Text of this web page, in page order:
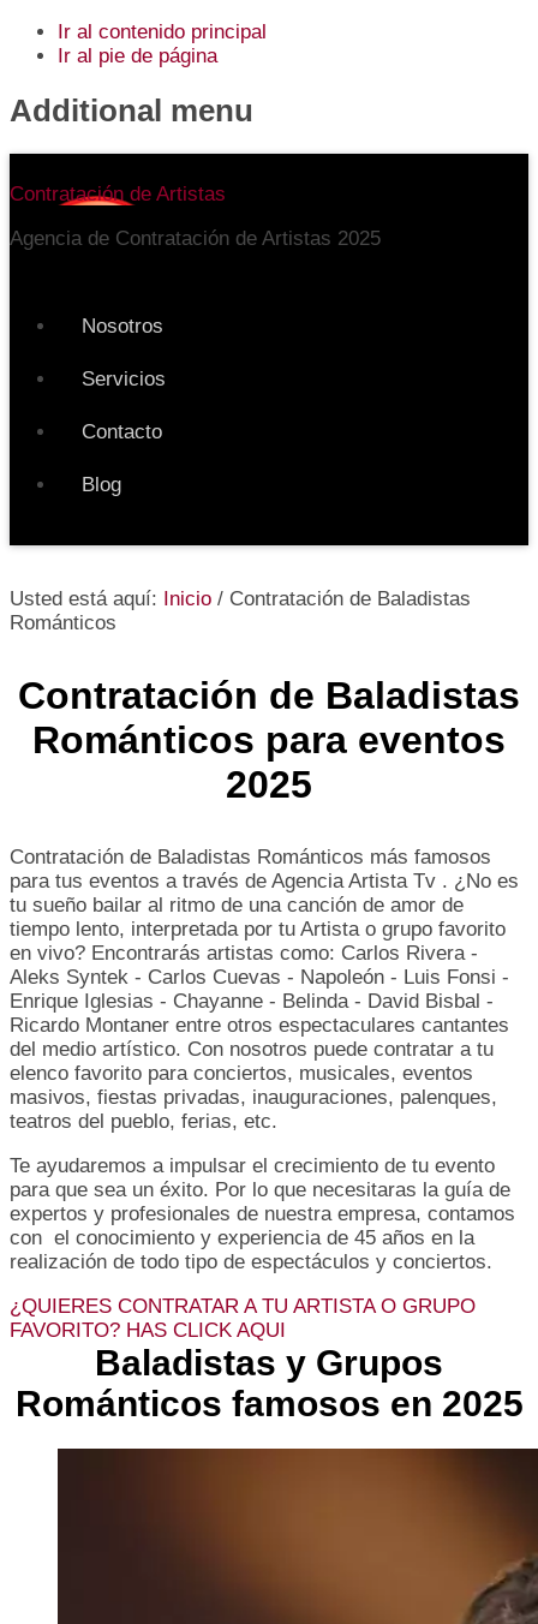
Ir al contenido principal
Ir al pie de página
Additional menu
Contratación de Artistas
Agencia de Contratación de Artistas 2025
Nosotros
Servicios
Contacto
Blog
Usted está aquí: Inicio / Contratación de Baladistas
Románticos
Contratación de Baladistas
Románticos para eventos
2025
Contratación de Baladistas Románticos más famosos
para tus eventos a través de Agencia Artista Tv . ¿No es
tu sueño bailar al ritmo de una canción de amor de
tiempo lento, interpretada por tu Artista o grupo favorito
en vivo? Encontrarás artistas como: Carlos Rivera -
Aleks Syntek - Carlos Cuevas - Napoleón - Luis Fonsi -
Enrique Iglesias - Chayanne - Belinda - David Bisbal -
Ricardo Montaner entre otros espectaculares cantantes
del medio artístico. Con nosotros puede contratar a tu
elenco favorito para conciertos, musicales, eventos
masivos, fiestas privadas, inauguraciones, palenques,
teatros del pueblo, ferias, etc.
Te ayudaremos a impulsar el crecimiento de tu evento
para que sea un éxito. Por lo que necesitaras la guía de
expertos y profesionales de nuestra empresa, contamos
con el conocimiento y experiencia de 45 años en la
realización de todo tipo de espectáculos y conciertos.
¿QUIERES CONTRATAR A TU ARTISTA O GRUPO
FAVORITO? HAS CLICK AQUI
Baladistas y Grupos
Románticos famosos en 2025